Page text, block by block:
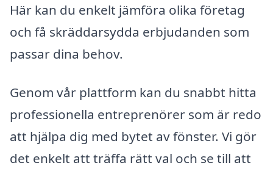
Här kan du enkelt jämföra olika företag
och få skräddarsydda erbjudanden som
passar dina behov.
Genom vår plattform kan du snabbt hitta
professionella entreprenörer som är redo
att hjälpa dig med bytet av fönster. Vi gör
det enkelt att träffa rätt val och se till att